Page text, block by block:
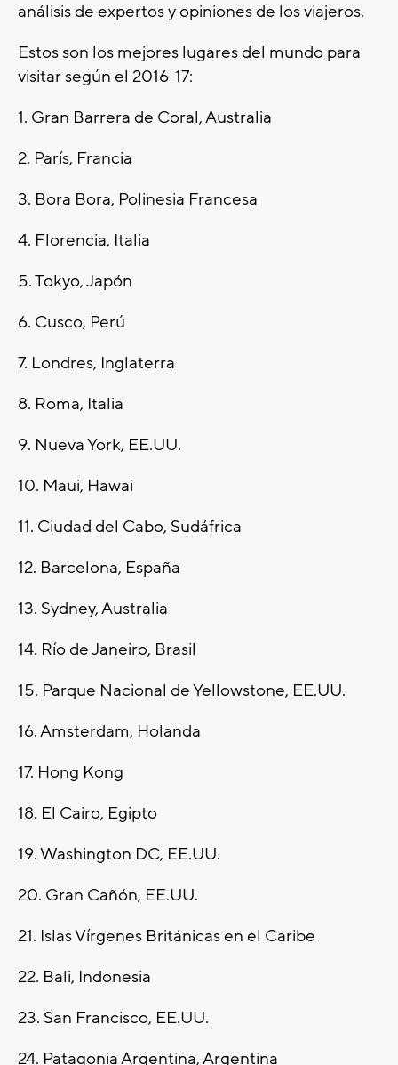
análisis de expertos y opiniones de los viajeros.
Estos son los mejores lugares del mundo para
visitar según el 2016-17:
1. Gran Barrera de Coral, Australia
2. París, Francia
3. Bora Bora, Polinesia Francesa
4. Florencia, Italia
5. Tokyo, Japón
6. Cusco, Perú
7. Londres, Inglaterra
8. Roma, Italia
9. Nueva York, EE.UU.
10. Maui, Hawai
11. Ciudad del Cabo, Sudáfrica
12. Barcelona, España
13. Sydney, Australia
14. Río de Janeiro, Brasil
15. Parque Nacional de Yellowstone, EE.UU.
16. Amsterdam, Holanda
17. Hong Kong
18. El Cairo, Egipto
19. Washington DC, EE.UU.
20. Gran Cañón, EE.UU.
21. Islas Vírgenes Británicas en el Caribe
22. Bali, Indonesia
23. San Francisco, EE.UU.
24. Patagonia Argentina, Argentina